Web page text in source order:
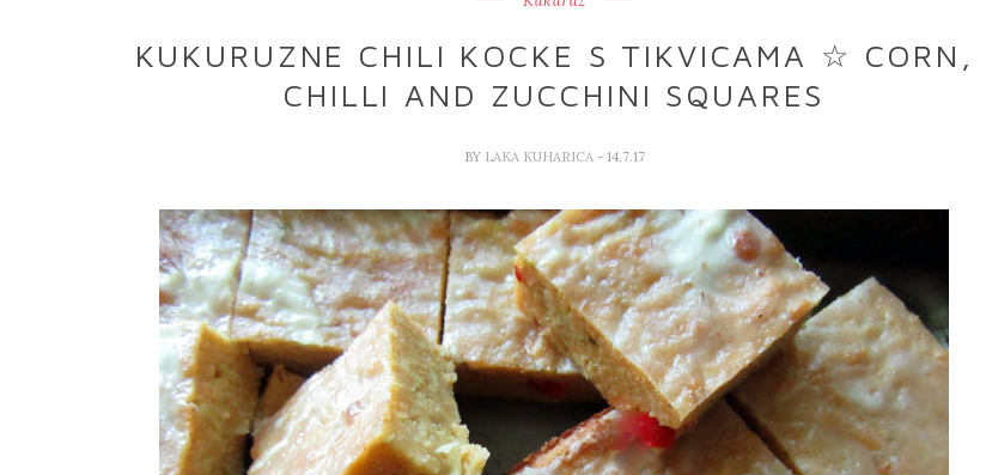
KUKURUZNE CHILI KOCKE S TIKVICAMA ☆ CORN,
CHILLI AND ZUCCHINI SQUARES
BY LAKA KUHARICA - 14.7.17